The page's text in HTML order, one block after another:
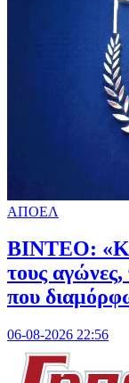
ΑΠΟΕΛ
ΒΙΝΤΕΟ:
τους αγώνες,
που
06-08-2026 22:56